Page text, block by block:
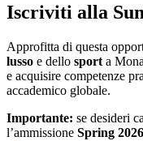
Iscriviti alla
Approfitta di questa
lusso e dello sport a
e acquisire competenze
accademico globale.
Importante: se desideri
l’ammissione Spring 2026